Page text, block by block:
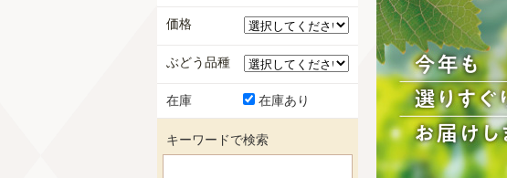
価格
ぶどう品種
在庫 在庫あり
キーワードで検索